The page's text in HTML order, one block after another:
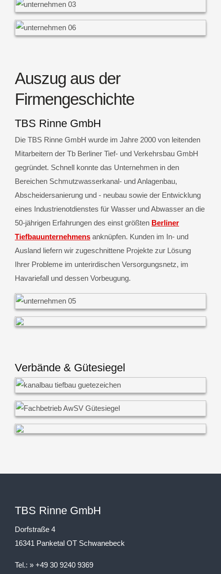
Auszug aus der
Firmengeschichte
TBS Rinne GmbH
Die TBS Rinne GmbH wurde im Jahre 2000 von leitenden
Mitarbeitern der Tb Berliner Tief- und Verkehrsbau GmbH
gegründet. Schnell konnte das Unternehmen in den
Bereichen Schmutzwasserkanal- und Anlagenbau,
Abscheidersanierung und - neubau sowie der Entwicklung
eines Industrienotdienstes für Wasser und Abwasser an die
50-jährigen Erfahrungen des einst größten Berliner
Tiefbauunternehmens anknüpfen. Kunden im In- und
Ausland liefern wir zugeschnittene Projekte zur Lösung
Ihrer Probleme im unterirdischen Versorgungsnetz, im
Havariefall und dessen Vorbeugung.
Verbände & Gütesiegel
TBS Rinne GmbH
Dorfstraße 4
16341 Panketal OT Schwanebeck
Tel.:
+49 30 9240 9369